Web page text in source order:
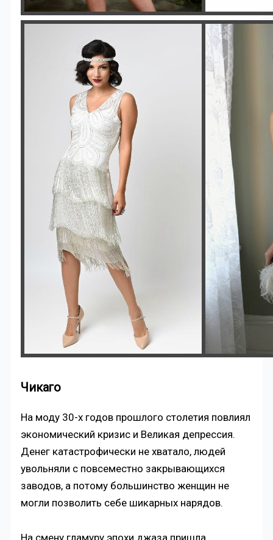
Чикаго
На моду 30-х годов прошлого столетия повлиял
экономический кризис и Великая депрессия.
Денег катастрофически не хватало, людей
увольняли с повсеместно закрывающихся
заводов, а потому большинство женщин не
могли позволить себе шикарных нарядов.
На смену гламуру эпохи джаза пришла